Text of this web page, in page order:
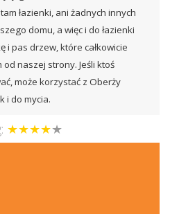
łazienki, ani żadnych innych
domu, a więc i do łazienki
i pas drzew, które całkowicie
naszej strony. Jeśli ktoś
może korzystać z Oberży
i do mycia.
★★★★★